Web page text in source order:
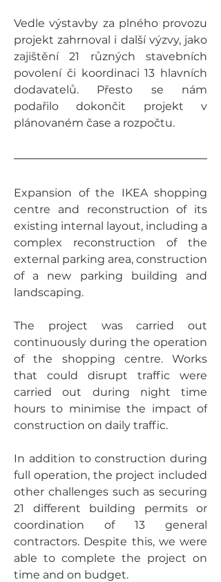
Vedle výstavby za plného provozu
projekt zahrnoval i další výzvy, jako
zajištění 21 různých stavebních
povolení či koordinaci 13 hlavních
dodavatelů. Přesto se nám
podařilo dokončit projekt v
plánovaném čase a rozpočtu.
Expansion of the IKEA shopping
centre and reconstruction of its
existing internal layout, including a
complex reconstruction of the
external parking area, construction
of a new parking building and
landscaping.
The project was carried out
continuously during the operation
of the shopping centre. Works
that could disrupt traffic were
carried out during night time
hours to minimise the impact of
construction on daily traffic.
In addition to construction during
full operation, the project included
other challenges such as securing
21 different building permits or
coordination of 13 general
contractors. Despite this, we were
able to complete the project on
time and on budget.